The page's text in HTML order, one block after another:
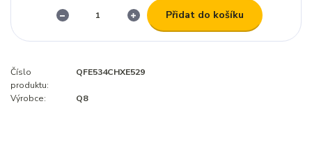
Přidat do košíku
Číslo
produktu:
QFE534CHXE529
Výrobce: Q8